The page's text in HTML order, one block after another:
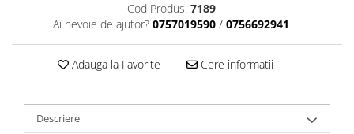
Inghetata
Perii si Piepteni
Cod Produs: 7189
Ai nevoie de ajutor? 0757019590 / 0756692941
Adauga la Favorite Cere informatii
Descriere